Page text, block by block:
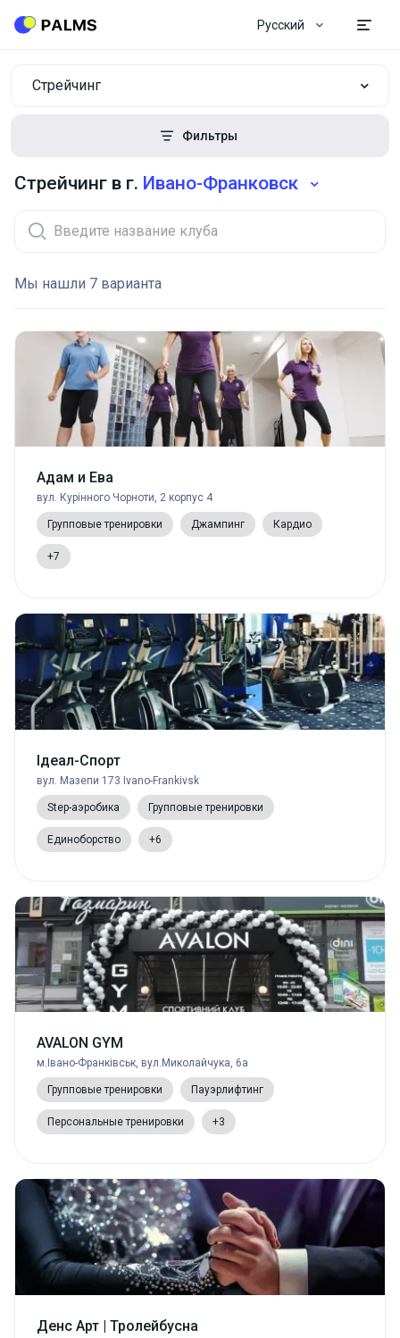
Русский
Стрейчинг
Фильтры
Стрейчинг в г. Ивано-Франковск
Мы нашли 7 варианта
Адам и Ева
вул. Курінного Чорноти, 2 корпус 4
Групповые тренировки Джампинг Кардио
+7
Ідеал-Спорт
вул. Мазепи 173 Ivano-Frankivsk
Step-аэробика Групповые тренировки
Единоборство +6
AVALON GYM
м.Івано-Франківськ, вул.Миколайчука, 6а
Групповые тренировки Пауэрлифтинг
Персональные тренировки +3
Денс Арт | Тролейбусна